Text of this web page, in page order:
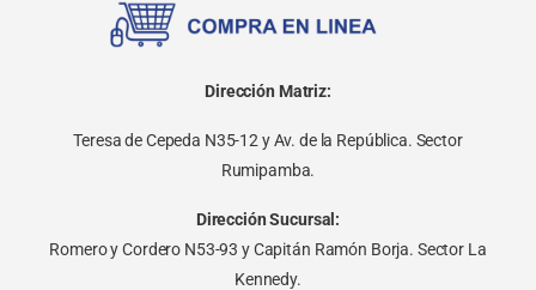
Dirección Matriz:
Teresa de Cepeda N35-12 y Av. de la República. Sector
Rumipamba.
Dirección Sucursal:
Romero y Cordero N53-93 y Capitán Ramón Borja. Sector La
Kennedy.